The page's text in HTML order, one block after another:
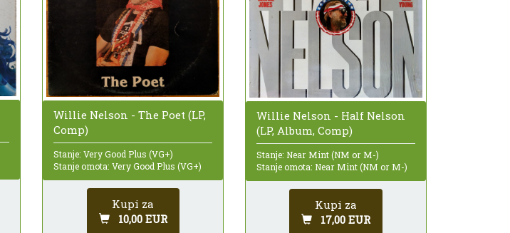
Willie Nelson - The Poet (LP,
Comp)
Stanje: Very Good Plus (VG+)
Stanje omota: Very Good Plus (VG+)
Kupi za
10,00 EUR
Willie Nelson - Half Nelson
(LP, Album, Comp)
Stanje: Near Mint (NM or M-)
Stanje omota: Near Mint (NM or M-)
Kupi za
17,00 EUR